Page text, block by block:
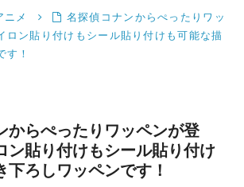
ニメ
名探偵コナンからぺったりワッ
ン貼り付けもシール貼り付けも可能な描
す！
からぺったりワッペンが登
貼り付けもシール貼り付け
下ろしワッペンです！